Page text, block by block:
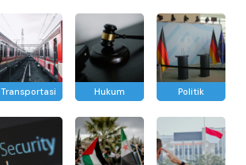
Transportasi Hukum Politik